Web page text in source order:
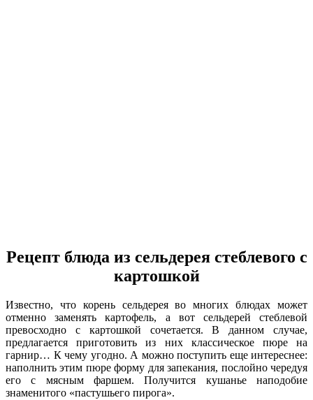
Рецепт блюда из сельдерея стеблевого с
картошкой
Известно, что корень сельдерея во многих блюдах может
отменно заменять картофель, а вот сельдерей стеблевой
превосходно с картошкой сочетается. В данном случае,
предлагается приготовить из них классическое пюре на
гарнир… К чему угодно. А можно поступить еще интереснее:
наполнить этим пюре форму для запекания, послойно чередуя
его с мясным фаршем. Получится кушанье наподобие
знаменитого «пастушьего пирога».